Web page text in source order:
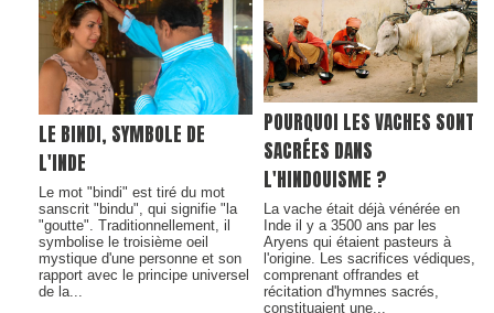
LE BINDI, SYMBOLE DE
L'INDE
Le mot "bindi" est tiré du mot
sanscrit "bindu", qui signifie "la
"goutte". Traditionnellement, il
symbolise le troisième oeil
mystique d'une personne et son
rapport avec le principe universel
de la...
POURQUOI LES VACHES SONT
SACRÉES DANS
L'HINDOUISME ?
La vache était déjà vénérée en
Inde il y a 3500 ans par les
Aryens qui étaient pasteurs à
l'origine. Les sacrifices védiques,
comprenant offrandes et
récitation d'hymnes sacrés,
constituaient une...